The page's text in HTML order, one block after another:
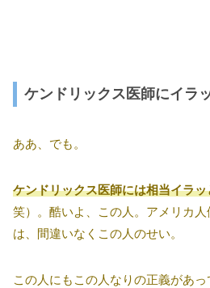
ケンドリックス医師にイラ
ああ、でも。
ケンドリックス医師には相当イラ
笑）。酷いよ、この人。アメリカ
は、間違いなくこの人のせい。
この人にもこの人なりの正義があ